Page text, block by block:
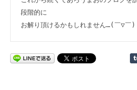
段階的に